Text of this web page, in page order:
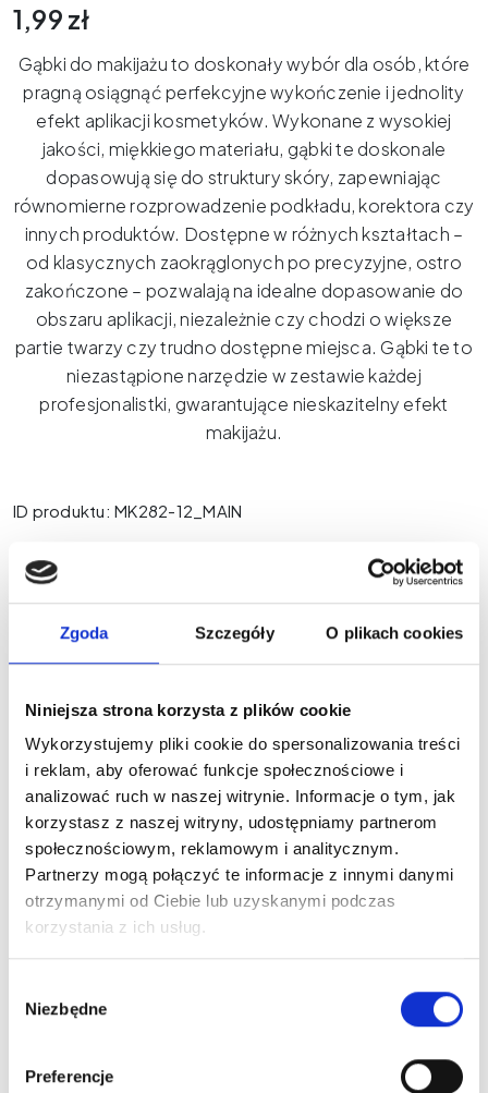
Zgoda Szczegóły O plikach cookies
Niniejsza strona korzysta z plików cookie
Wykorzystujemy pliki cookie do spersonalizowania treści
i reklam, aby oferować funkcje społecznościowe i
analizować ruch w naszej witrynie. Informacje o tym, jak
korzystasz z naszej witryny, udostępniamy partnerom
społecznościowym, reklamowym i analitycznym.
Partnerzy mogą połączyć te informacje z innymi danymi
otrzymanymi od Ciebie lub uzyskanymi podczas
korzystania z ich usług.
zgody
Niezbędne
Preferencje
1,99 zł
Gąbki do makijażu to doskonały wybór dla osób, które
pragną osiągnąć perfekcyjne wykończenie i jednolity
efekt aplikacji kosmetyków. Wykonane z wysokiej
jakości, miękkiego materiału, gąbki te doskonale
dopasowują się do struktury skóry, zapewniając
równomierne rozprowadzenie podkładu, korektora czy
innych produktów. Dostępne w różnych kształtach –
od klasycznych zaokrąglonych po precyzyjne, ostro
zakończone – pozwalają na idealne dopasowanie do
obszaru aplikacji, niezależnie czy chodzi o większe
partie twarzy czy trudno dostępne miejsca. Gąbki te to
niezastąpione narzędzie w zestawie każdej
profesjonalistki, gwarantujące nieskazitelny efekt
makijażu.
ID produktu: MK282-12_MAIN
color
brown
burgundy nude
Wyczyść
Nowości na naszym
blogu